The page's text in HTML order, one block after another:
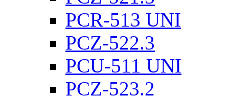
PCR-513 UNI
PCZ-522.3
PCU-511 UNI
PCZ-523.2